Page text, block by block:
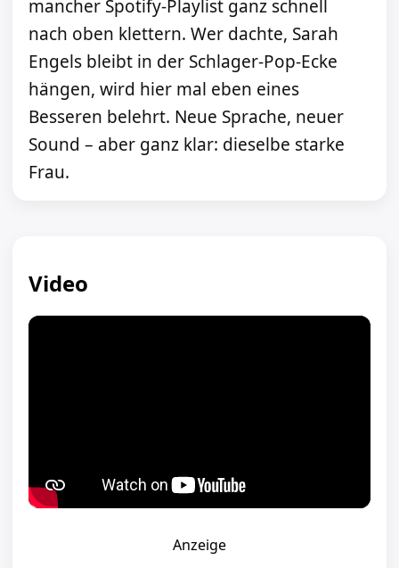
mancher Spotify-Playlist ganz schnell
nach oben klettern. Wer dachte, Sarah
Engels bleibt in der Schlager-Pop-Ecke
hängen, wird hier mal eben eines
Besseren belehrt. Neue Sprache, neuer
Sound – aber ganz klar: dieselbe starke
Frau.
Video
Anzeige